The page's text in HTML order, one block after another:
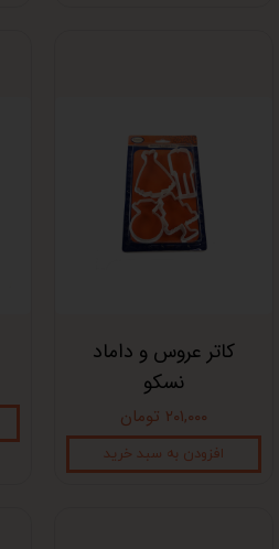
کاتر عروس و داماد
نسکو
۲۰۱,۰۰۰ تومان
افزودن به سبد خرید